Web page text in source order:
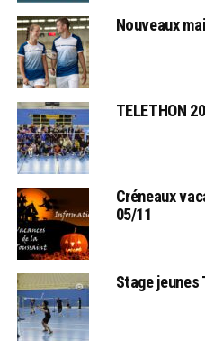
Nouveaux
TELETHON
Créneaux
05/11
Stage jeunes